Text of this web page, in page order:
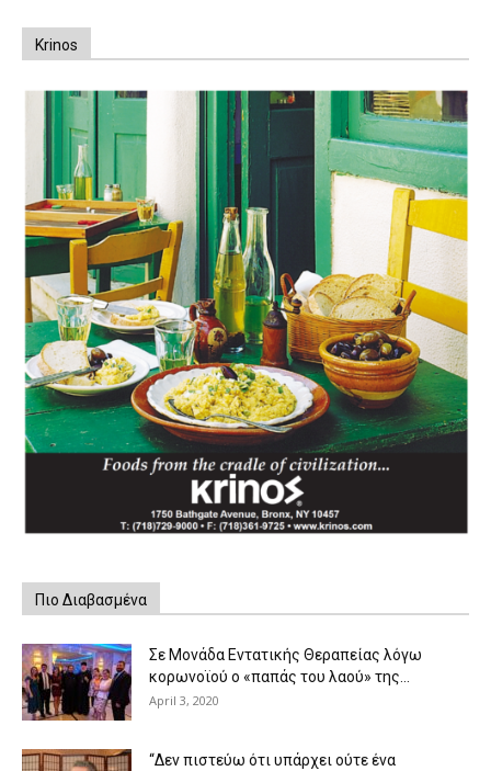
Krinos
Πιο Διαβασμένα
Σε Μονάδα Εντατικής Θεραπείας λόγω
κορωνοϊού ο «παπάς του λαού» της...
April 3, 2020
“Δεν πιστεύω ότι υπάρχει ούτε ένα